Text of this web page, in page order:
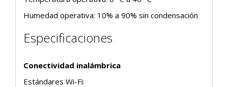
Humedad operativa: 10% a 90% sin condensación
Especificaciones
Conectividad inalámbrica
Estándares Wi-Fi: